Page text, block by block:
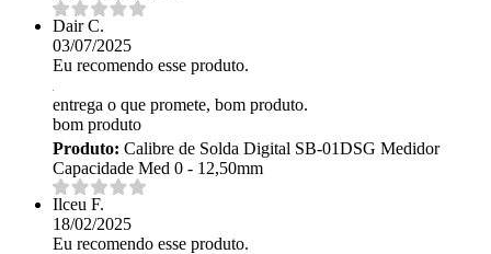
Dair C.
03/07/2025
Eu recomendo esse produto.
entrega o que promete, bom produto.
bom produto
Produto: Calibre de Solda Digital SB-01DSG Medidor
Capacidade Med 0 - 12,50mm
Ilceu F.
18/02/2025
Eu recomendo esse produto.